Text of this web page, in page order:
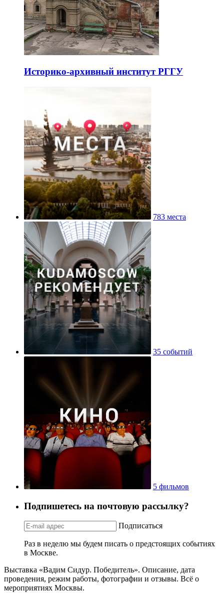
Историко-архивный институт РГГУ
783 места
35 событий
5 фильмов
Подпишетесь на почтовую рассылку?
Подписаться
Раз в неделю мы будем писать о предстоящих событиях
в Москве.
Выставка «Вадим Сидур. Победитель». Описание, дата
проведения, режим работы, фотографии и отзывы. Всё о
мероприятиях Москвы.